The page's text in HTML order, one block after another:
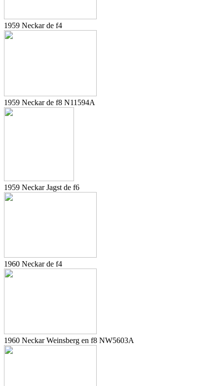
1959 Neckar de f4
1959 Neckar de f8 N11594A
1959 Neckar Jagst de f6
1960 Neckar de f4
1960 Neckar Weinsberg en f8 NW5603A